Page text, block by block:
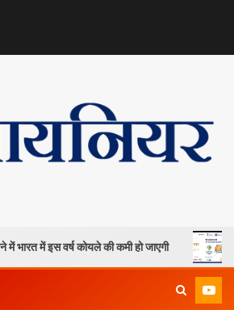
इस वर्ष कोयले की कमी हो जाएगी ओपी